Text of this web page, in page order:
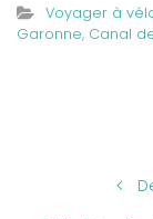
Voyager à
Garonne, Canal